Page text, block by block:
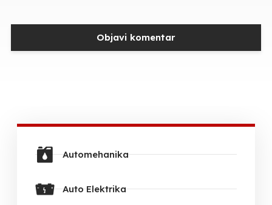
Automehanika
Auto Elektrika